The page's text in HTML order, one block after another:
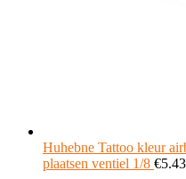
Huhebne Tattoo kleur
plaatsen ventiel 1/8 €5.43